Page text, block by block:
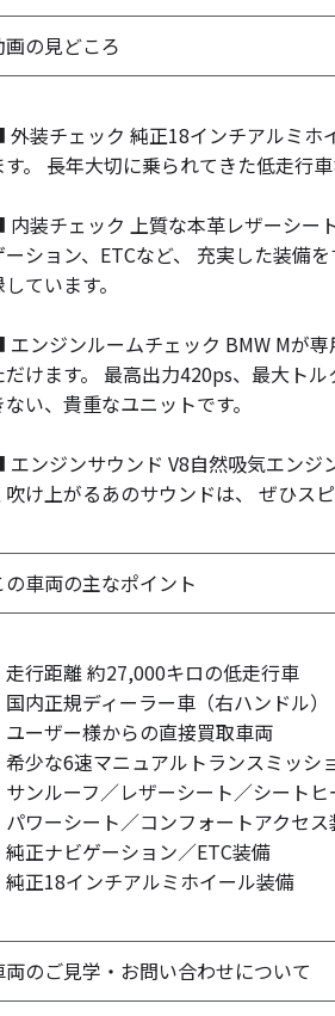
画の見どころ
外装チェック 純正18インチアルミホ
す。 長年大切に乗られてきた低走行
内装チェック 上質な本革レザーシー
ーション、ETCなど、 充実した装備
ています。
エンジンルームチェック BMW Mが
だけます。 最高出力420ps、最大ト
ない、貴重なユニットです。
エンジンサウンド V8自然吸気エンジ
吹け上がるあのサウンドは、 ぜひス
の車両の主なポイント
走行距離 約27,000キロの低走行車
国内正規ディーラー車（右ハンドル）
ユーザー様からの直接買取車両
希少な6速マニュアルトランスミッシ
サンルーフ／レザーシート／シート
パワーシート／コンフォートアクセ
純正ナビゲーション／ETC装備
純正18インチアルミホイール装備
両のご見学・お問い合わせについて